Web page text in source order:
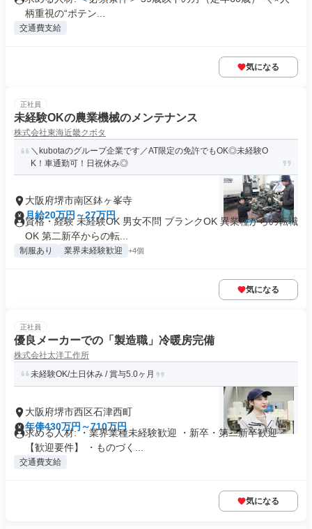
柄重視の“ポテン...
交通費支給
気になる
正社員
未経験OKの農業機械のメンテナンス
株式会社東海近畿クボタ
＼kubotaのグループ企業です／AT限定の免許でもOK◎未経験O
K！車通勤可！日祝休み◎
大阪府堺市南区鉢ヶ峯寺
月給20万円～27万円
資格・経験 未経験OK 男女不問 ブランクOK 異業種からの転職
OK 第二新卒からの転...
制服あり 業界未経験歓迎 +4個
気になる
正社員
優良メーカーでの「製造職」冷暖房完備
株式会社太洋工作所
未経験OK/土日休み / 賞与5.0ヶ月
大阪府堺市西区石津西町
年俸430万円～710万円
求める人材: ・業界業種未経験歓迎 ・新卒・第二新卒歓迎
【歓迎要件】 ・ものづく...
交通費支給
気になる